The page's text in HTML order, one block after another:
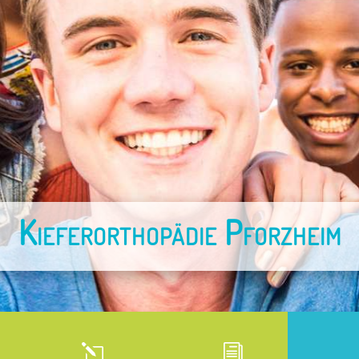
Kieferorthopädie Pforzheim
l i